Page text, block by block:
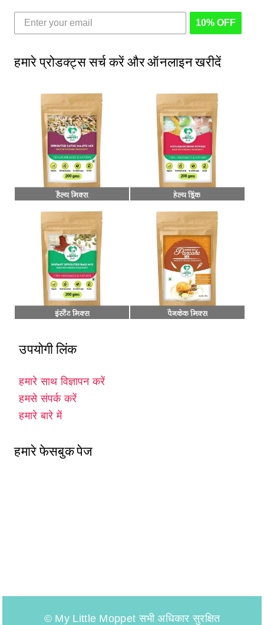
10% OFF
हमारे प्रोडक्ट्स सर्च करें और ऑनलाइन खरीदें
उपयोगी लिंक
हमारे साथ विज्ञापन करें
हमसे संपर्क करें
हमारे बारे में
हमारे फेसबुक पेज
© My Little Moppet सभी अधिकार सुरक्षित